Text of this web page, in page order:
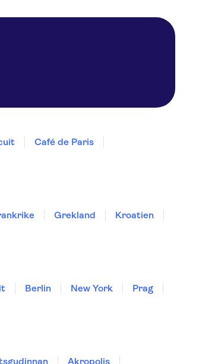
Café de Paris
Grekland
Kroatien
Berlin New York
Prag
Akropolis